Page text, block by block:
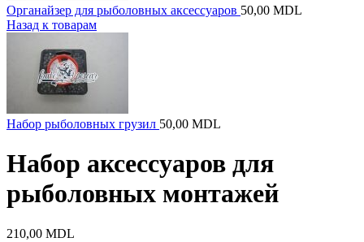
Органайзер для рыболовных аксессуаров 50,00 MDL
Назад к товарам
Набор рыболовных грузил 50,00 MDL
Набор аксессуаров для
рыболовных монтажей
210,00 MDL